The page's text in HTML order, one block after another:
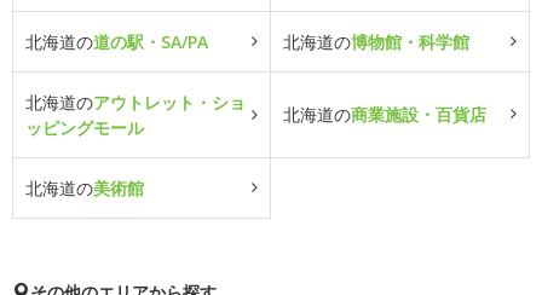
北海道の道の駅・SA/PA 北海道の博物館・科学館
北海道のアウトレット・ショ
ッピングモール
北海道の商業施設・百貨店
北海道の美術館